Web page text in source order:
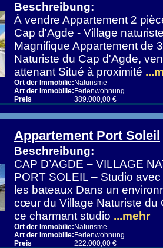
Beschreibung:
À vendre Appartement 2
Cap d'Agde - Village
Magnifique Appartement de
Naturiste du Cap d'Agde,
attenant Situé à proximité
Ort der Immobilie: Naturisme
Art der Immobilie: Ferienwohnung
Preis
389.000,00 €
Appartement Port Soleil
Beschreibung:
CAP D’AGDE – VILLAGE
PORT SOLEIL – Studio
les bateaux Dans un
cœur du Village Naturiste du
ce charmant studio ...mehr
Ort der Immobilie: Naturisme
Art der Immobilie: Ferienwohnung
Preis
222.000,00 €